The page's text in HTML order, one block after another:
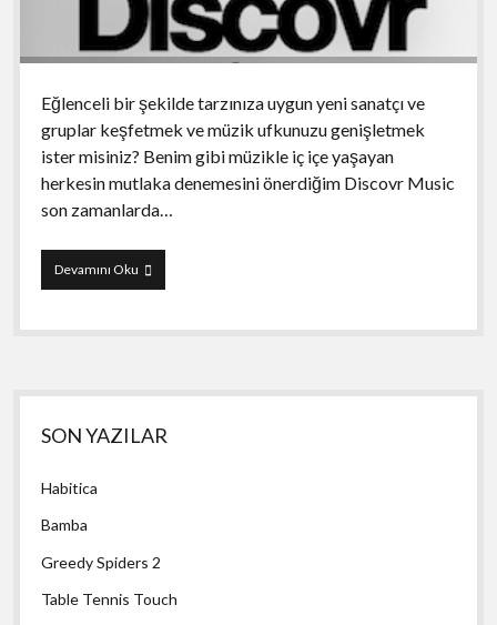
Eğlenceli bir şekilde tarzınıza uygun yeni sanatçı ve
gruplar keşfetmek ve müzik ufkunuzu genişletmek
ister misiniz? Benim gibi müzikle iç içe yaşayan
herkesin mutlaka denemesini önerdiğim Discovr Music
son zamanlarda…
Devamını OkuDiscovr
Music
Yan
Menü
SON YAZILAR
Habitica
Bamba
Greedy Spiders 2
Table Tennis Touch